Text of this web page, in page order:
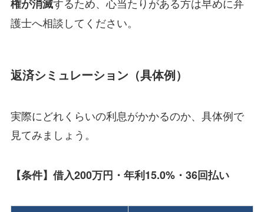
権が消滅するため、心当たりがある方は早めに弁
護士へ相談してください。
返済シミュレーション（具体例）
実際にどれくらいの利息がかかるのか、具体例で
見てみましょう。
【条件】借入200万円・年利15.0%・36回払い